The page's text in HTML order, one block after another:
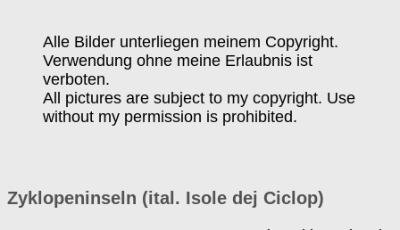
Alle Bilder unterliegen meinem Copyright.
Verwendung ohne meine Erlaubnis ist
verboten.
All pictures are subject to my copyright. Use
without my permission is prohibited.
Zyklopeninseln (ital. Isole dej Ciclop)